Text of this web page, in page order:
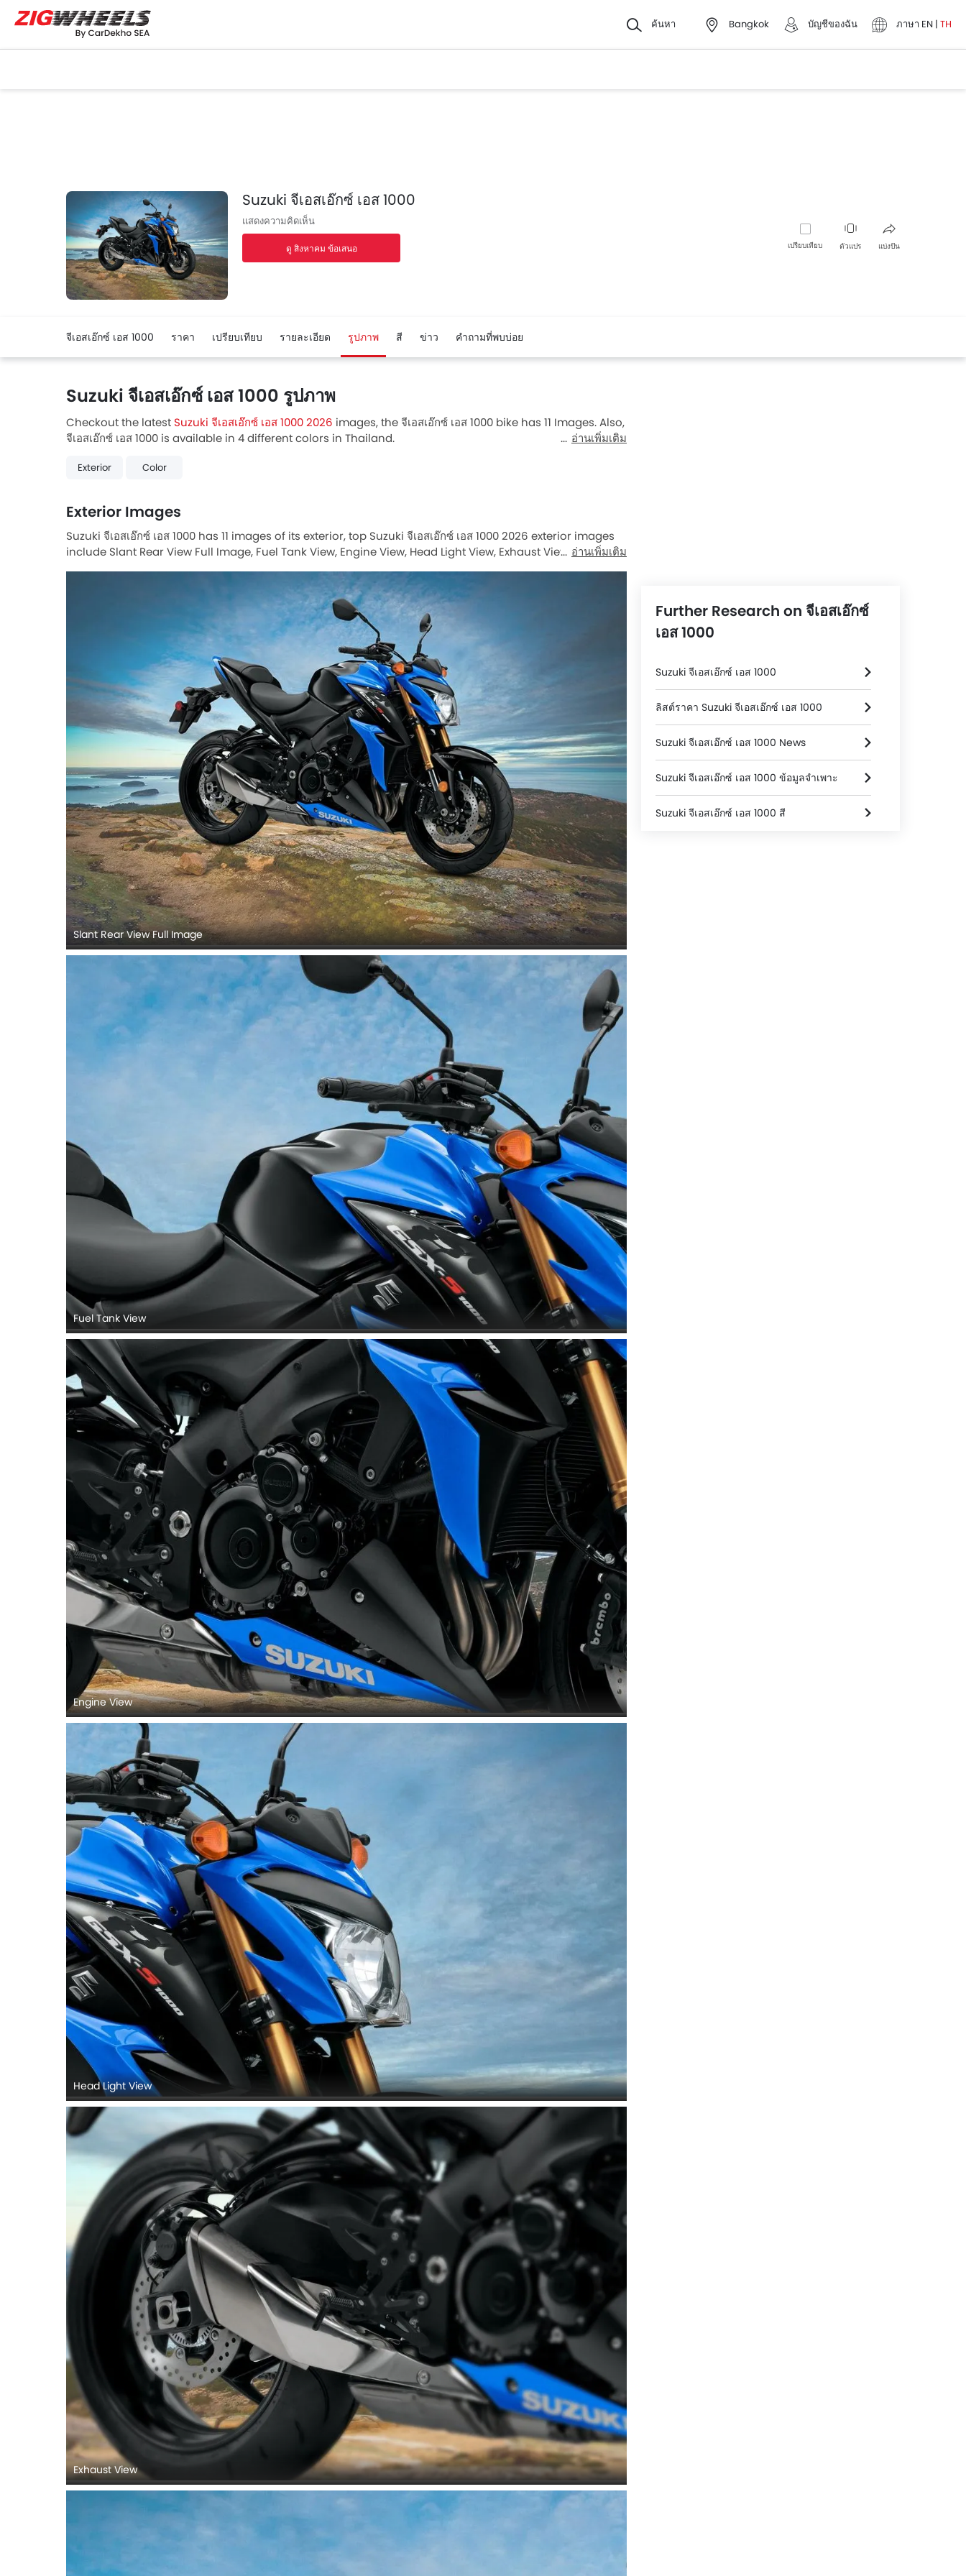
ค้นหา Bangkok บัญชีของฉัน ภาษา EN | TH
Suzuki จีเอสเอ๊กซ์ เอส 1000
แสดงความคิดเห็น
ดู สิงหาคม ข้อเสนอ เปรียบเทียบ ตัวแปร แบ่งปัน
จีเอสเอ๊กซ์ เอส 1000 ราคา เปรียบเทียบ รายละเอียด รูปภาพ สี ข่าว คำถามที่พบบ่อย
Suzuki จีเอสเอ๊กซ์ เอส 1000 รูปภาพ
Checkout the latest Suzuki จีเอสเอ๊กซ์ เอส 1000 2026 images, the จีเอสเอ๊กซ์ เอส 1000 bike has 11 Images. Also,
จีเอสเอ๊กซ์ เอส 1000 is available in 4 different colors in Thailand.
อ่านเพิ่มเติม
Exterior Color
Exterior Images
Suzuki จีเอสเอ๊กซ์ เอส 1000 has 11 images of its exterior, top Suzuki จีเอสเอ๊กซ์ เอส 1000 2026 exterior images
include Slant Rear View Full Image, Fuel Tank View, Engine View, Head Light View, Exhaust View, Rider
อ่านเพิ่มเติม
Slant Rear View Full Image
Fuel Tank View
Engine View
Head Light View
Exhaust View
Further Research on จีเอสเอ๊กซ์
เอส 1000
Suzuki จีเอสเอ๊กซ์ เอส 1000
ลิสต์ราคา Suzuki จีเอสเอ๊กซ์ เอส 1000
Suzuki จีเอสเอ๊กซ์ เอส 1000 News
Suzuki จีเอสเอ๊กซ์ เอส 1000 ข้อมูลจำเพาะ
Suzuki จีเอสเอ๊กซ์ เอส 1000 สี